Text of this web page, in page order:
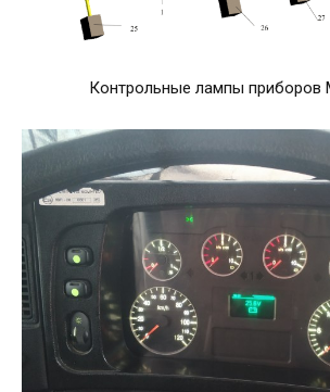
Контрольные лампы приборов